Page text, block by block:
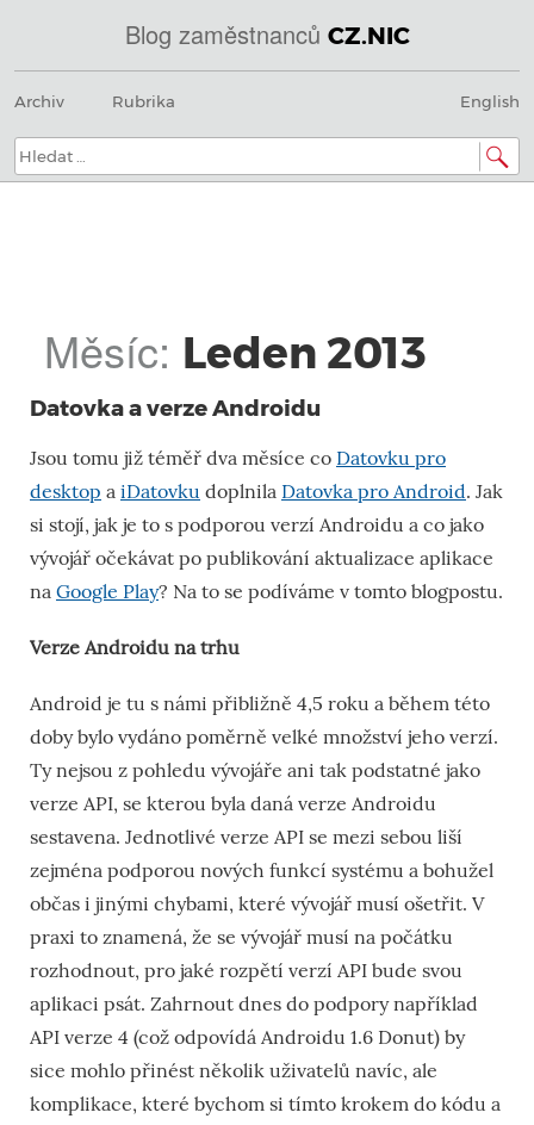
Blog zaměstnanců CZ.NIC
@
IN
SOA
nic.cz.
Menu
na
Archiv Rubrika English
Hledat:
Měsíc: Leden 2013
Datovka a verze Androidu
Jsou tomu již téměř dva měsíce co Datovku pro
desktop a iDatovku doplnila Datovka pro Android. Jak
si stojí, jak je to s podporou verzí Androidu a co jako
vývojář očekávat po publikování aktualizace aplikace
na Google Play? Na to se podíváme v tomto blogpostu.
Verze Androidu na trhu
Android je tu s námi přibližně 4,5 roku a během této
doby bylo vydáno poměrně velké množství jeho verzí.
Ty nejsou z pohledu vývojáře ani tak podstatné jako
verze API, se kterou byla daná verze Androidu
sestavena. Jednotlivé verze API se mezi sebou liší
zejména podporou nových funkcí systému a bohužel
občas i jinými chybami, které vývojář musí ošetřit. V
praxi to znamená, že se vývojář musí na počátku
rozhodnout, pro jaké rozpětí verzí API bude svou
aplikaci psát. Zahrnout dnes do podpory například
API verze 4 (což odpovídá Androidu 1.6 Donut) by
sice mohlo přinést několik uživatelů navíc, ale
komplikace, které bychom si tímto krokem do kódu a